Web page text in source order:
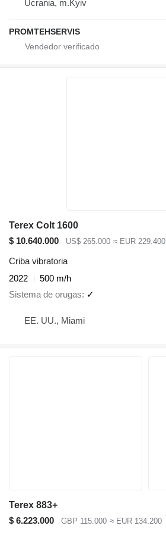
Ucrania, m.Kyiv
PROMTEHSERVIS
Terex Colt 1600
$ 10.640.000
US$ 265.000 ≈ EUR 229.400
Criba vibratoria
2022
500 m/h
Sistema de orugas
✓
EE. UU., Miami
Terex 883+
$ 6.223.000
GBP 115.000 ≈ EUR 134.200